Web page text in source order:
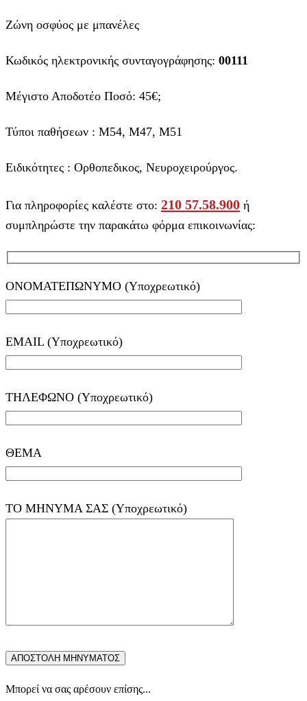
Ζώνη οσφύος με μπανέλες
Κωδικός ηλεκτρονικής συνταγογράφησης: 00111
Μέγιστο Αποδοτέο Ποσό: 45€;
Τύποι παθήσεων : Μ54, Μ47, Μ51
Ειδικότητες : Ορθοπεδικος, Νευροχειρούργος.
Για πληροφορίες καλέστε στο: 210 57.58.900 ή
συμπληρώστε την παρακάτω φόρμα επικοινωνίας:
ΟΝΟΜΑΤΕΠΩΝΥΜΟ (Υποχρεωτικό)
EMAIL (Υποχρεωτικό)
ΤΗΛΕΦΩΝΟ (Υποχρεωτικό)
ΘΕΜΑ
ΤΟ ΜΗΝΥΜΑ ΣΑΣ (Υποχρεωτικό)
Μπορεί να σας αρέσουν επίσης...